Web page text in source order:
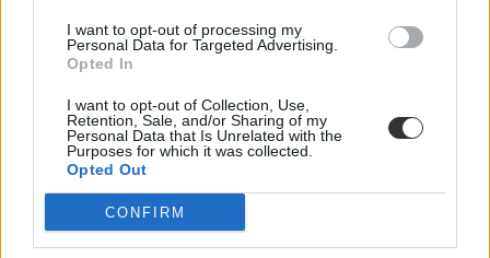
I want to opt-out of processing my
Personal Data for Targeted Advertising.
Opted In
I want to opt-out of Collection, Use,
Retention, Sale, and/or Sharing of my
Personal Data that Is Unrelated with the
Purposes for which it was collected.
Opted Out
CONFIRM
iskolaigazgató